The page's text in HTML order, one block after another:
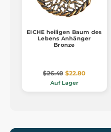
EICHE heiligen Baum des
Lebens Anhänger
Bronze
$26.40 $22.80
Auf Lager